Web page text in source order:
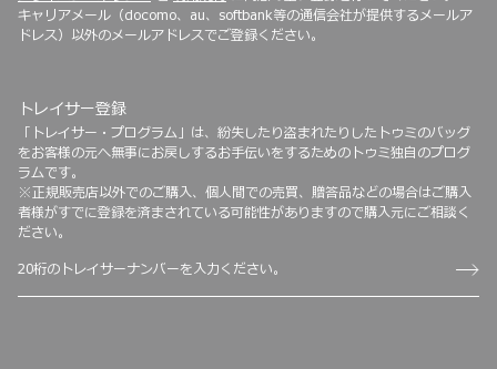
キャリアメール（docomo、au、softbank等の通信会社が提供するメールア
ドレス）以外のメールアドレスでご登録ください。
トレイサー登録
「トレイサー・プログラム」は、紛失したり盗まれたりしたトゥミのバッグ
をお客様の元へ無事にお戻しするお手伝いをするためのトゥミ独自のプログ
ラムです。
※正規販売店以外でのご購入、個人間での売買、贈答品などの場合はご購入
者様がすでに登録を済まされている可能性がありますので購入元にご相談く
ださい。